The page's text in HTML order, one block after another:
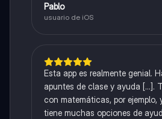
Pablo
usuario de iOS
Esta app es realmente genial.
apuntes de clase y ayuda [...].
con matemáticas, por ejemplo,
tiene muchas opciones de